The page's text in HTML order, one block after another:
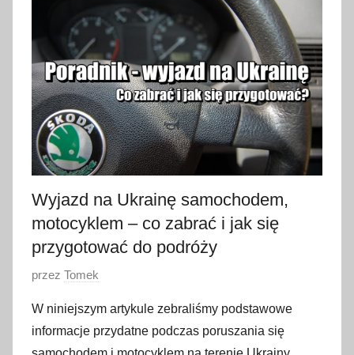
z
n
i
a
2
0
Wyjazd na Ukrainę samochodem,
motocyklem – co zabrać i jak się
przygotować do podróży
O
u
b
przez Tomek
W niniejszym artykule zebraliśmy podstawowe
informacje przydatne podczas poruszania się